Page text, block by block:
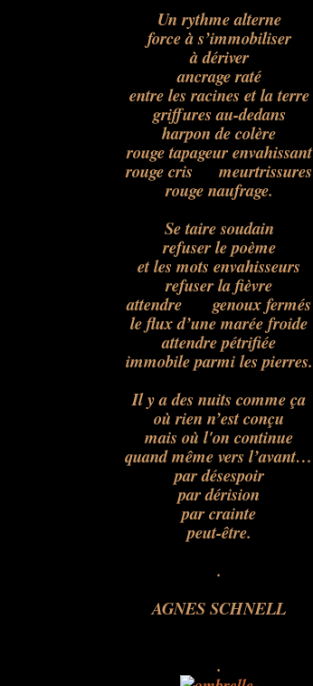
Un rythme alterne
force à s’immobiliser
à dériver
ancrage raté
entre les racines et la terre
griffures au-dedans
harpon de colère
rouge tapageur envahissant
rouge cris meurtrissures
rouge naufrage.
Se taire soudain
refuser le poème
et les mots envahisseurs
refuser la fièvre
attendre genoux fermés
le flux d’une marée froide
attendre pétrifiée
immobile parmi les pierres.
Il y a des nuits comme ça
où rien n’est conçu
mais où l'on continue
quand même vers l’avant…
par désespoir
par dérision
par crainte
peut-être.
.
AGNES SCHNELL
.